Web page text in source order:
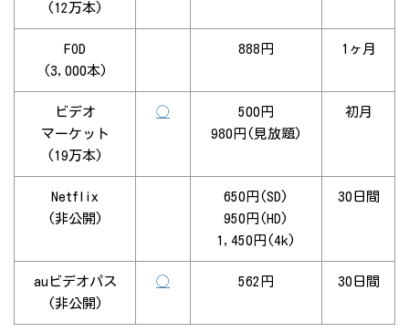
(12万本)
FOD
(3,000本)
888円 1ヶ月
ビデオ
マーケット
(19万本)
◯
500円
980円(見放題)
初月
Netflix
(非公開)
650円(SD)
950円(HD)
1,450円(4k)
30日間
auビデオパス
(非公開)
◯ 562円 30日間